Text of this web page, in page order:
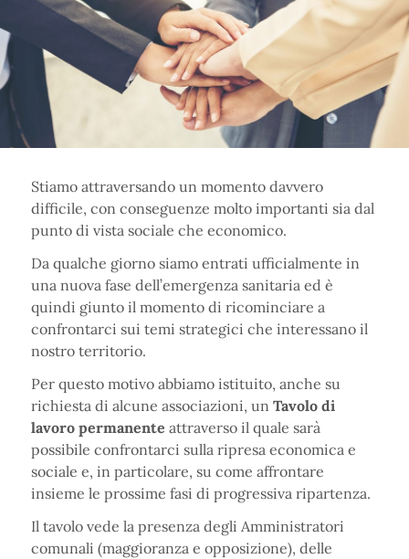
Stiamo attraversando un momento davvero
difficile, con conseguenze molto importanti sia dal
punto di vista sociale che economico.
Da qualche giorno siamo entrati ufficialmente in
una nuova fase dell’emergenza sanitaria ed è
quindi giunto il momento di ricominciare a
confrontarci sui temi strategici che interessano il
nostro territorio.
Per questo motivo abbiamo istituito, anche su
richiesta di alcune associazioni, un Tavolo di
lavoro permanente attraverso il quale sarà
possibile confrontarci sulla ripresa economica e
sociale e, in particolare, su come affrontare
insieme le prossime fasi di progressiva ripartenza.
Il tavolo vede la presenza degli Amministratori
comunali (maggioranza e opposizione), delle